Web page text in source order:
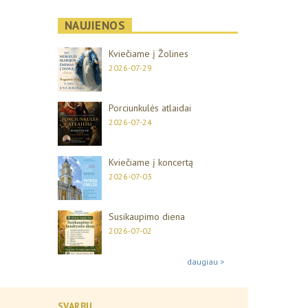
NAUJIENOS
Kviečiame į Žolines
2026-07-29
Porciunkulės atlaidai
2026-07-24
Kviečiame į koncertą
2026-07-03
Susikaupimo diena
2026-07-02
daugiau >